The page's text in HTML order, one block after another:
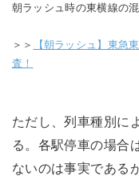
朝ラッシュ時の東横線の
＞＞
【朝ラッシュ】東急
査！
ただし、列車種別に
る。各駅停車の場合
ないのは事実である